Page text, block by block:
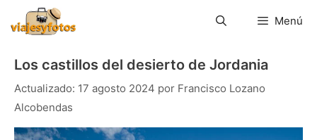
contenido
Menú
Los castillos del desierto de Jordania
17 agosto 2024 por Francisco Lozano
Alcobendas